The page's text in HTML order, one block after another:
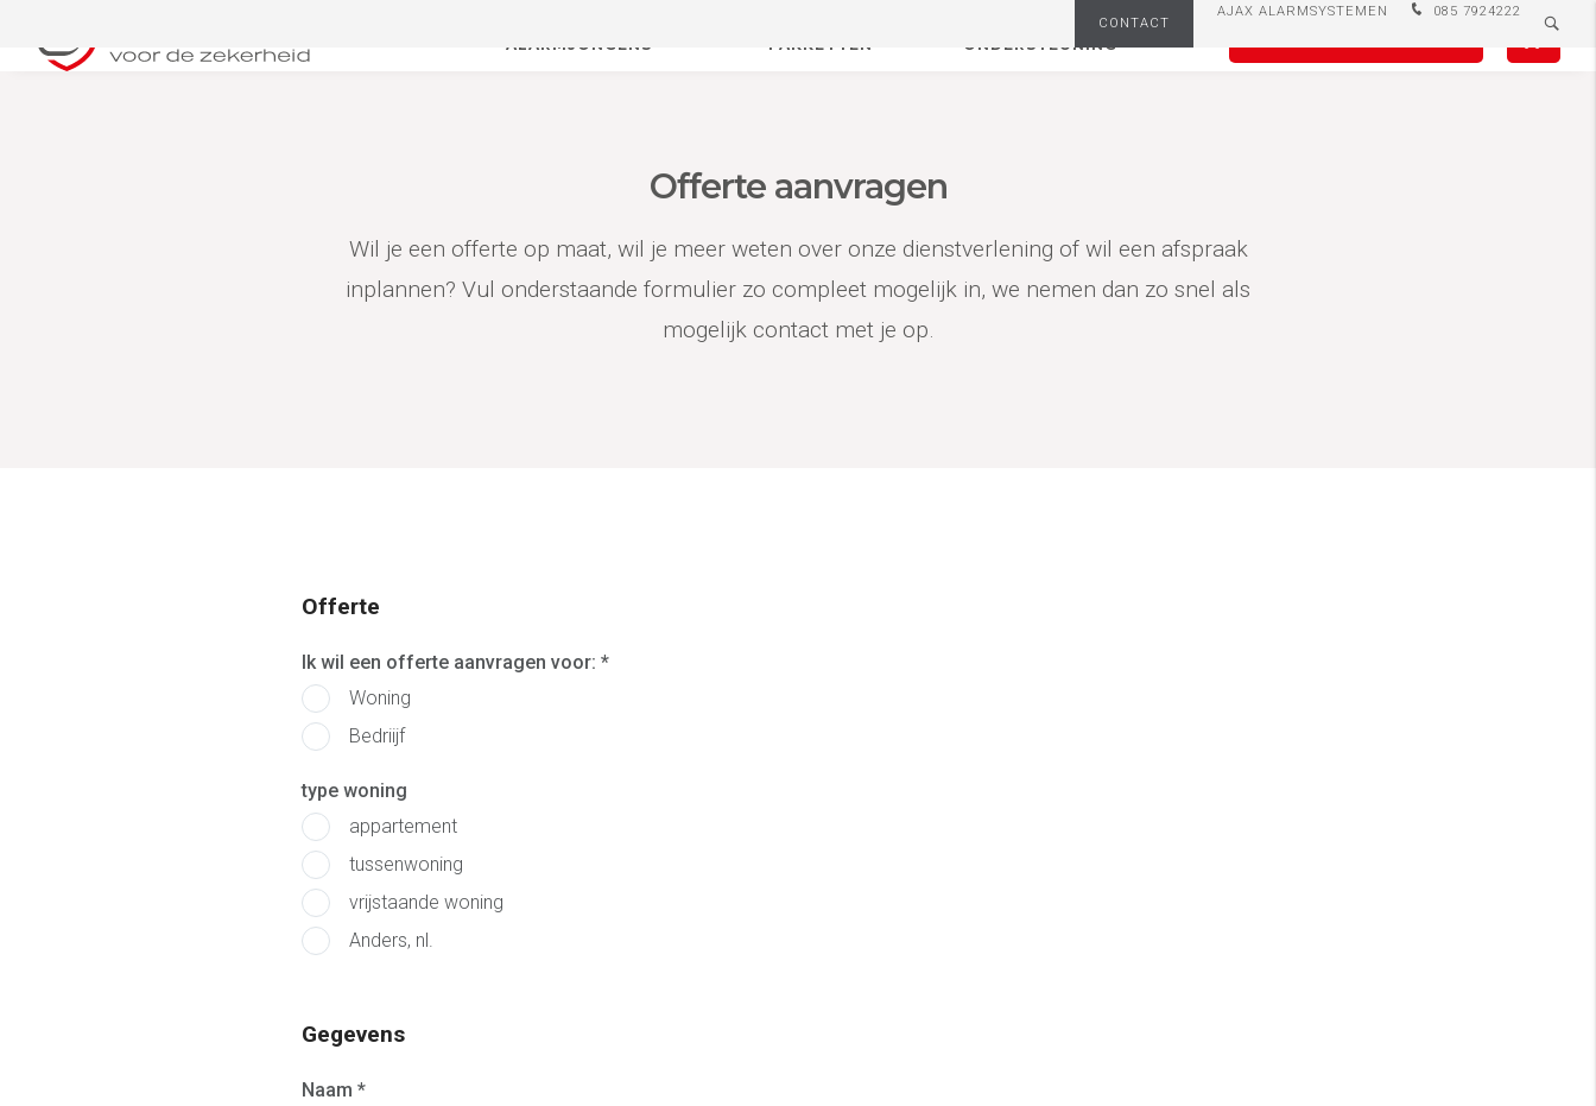
085 7924222
CONTACT
AJAX ALARMSYSTEMEN
ALARMJONGENS
PAKKETTEN
ONDERSTEUNING
0
Alarmopvolging politie
Offerte aanvragen
Wil je een offerte op maat, wil je meer weten over onze dienstverlening of wil een afspraak
inplannen? Vul onderstaande formulier zo compleet mogelijk in, we nemen dan zo snel als
mogelijk contact met je op.
Offerte
Woning
Bedriijf
Ik wil een offerte aanvragen voor: *
appartement
tussenwoning
vrijstaande woning
Anders, nl.
type woning
Gegevens
Naam *